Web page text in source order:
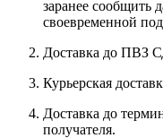
заранее сообщить
своевременной
Доставка до ПВЗ
Курьерская
Доставка до
получателя.